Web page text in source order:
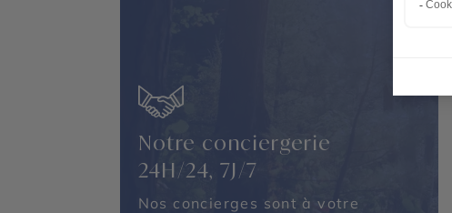
Notre conciergerie
24H/24, 7J/7
Nos concierges sont à votre